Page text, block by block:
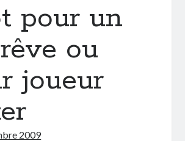
pour un
ou
joueur
2009